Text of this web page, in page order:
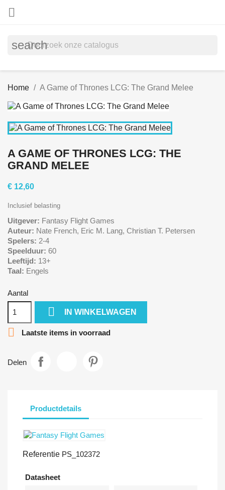

search
Home A Game of Thrones LCG: The Grand Melee
A GAME OF THRONES LCG: THE
GRAND MELEE
€ 12,60
Inclusief belasting
Uitgever: Fantasy Flight Games
Auteur: Nate French, Eric M. Lang, Christian T. Petersen
Spelers: 2-4
Speelduur: 60
Leeftijd: 13+
Taal: Engels
Aantal
 IN WINKELWAGEN
 Laatste items in voorraad
Delen
Productdetails
Referentie PS_102372
Datasheet